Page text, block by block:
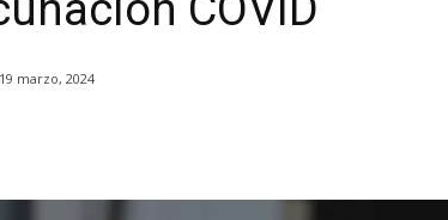
19 marzo, 2024